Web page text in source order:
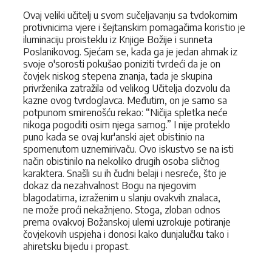
Ovaj veliki učitelj u svom sučeljavanju sa tvdokornim
protivnicima vjere i šejtanskim pomagačima koristio je
iluminaciju proisteklu iz Knjige Božije i sunneta
Poslanikovog. Sjećam se, kada ga je jedan ahmak iz
svoje o'sorosti pokušao poniziti tvrdeći da je on
čovjek niskog stepena znanja, tada je skupina
privrženika zatražila od velikog Učitelja dozvolu da
kazne ovog tvrdoglavca. Međutim, on je samo sa
potpunom smirenošću rekao: “Ničija spletka neće
nikoga pogoditi osim njega samog.” I nije proteklo
puno kada se ovaj kur'anski ajet obistinio na
spomenutom uznemirivaču. Ovo iskustvo se na isti
način obistinilo na nekoliko drugih osoba sličnog
karaktera. Snašli su ih čudni belaji i nesreće, što je
dokaz da nezahvalnost Bogu na njegovim
blagodatima, izraženim u slanju ovakvih znalaca,
ne može proći nekažnjeno. Stoga, zloban odnos
prema ovakvoj Božanskoj ulemi uzrokuje potiranje
čovjekovih uspjeha i donosi kako dunjalučku tako i
ahiretsku bijedu i propast.